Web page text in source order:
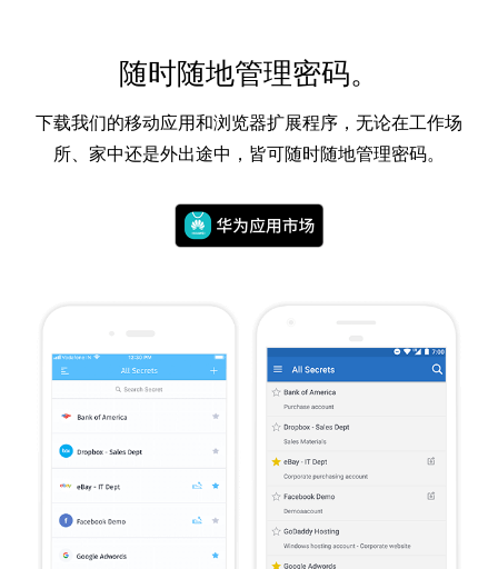
随时随地管理密码。
下载我们的移动应用和浏览器扩展程序，无论在工作场
所、家中还是外出途中，皆可随时随地管理密码。